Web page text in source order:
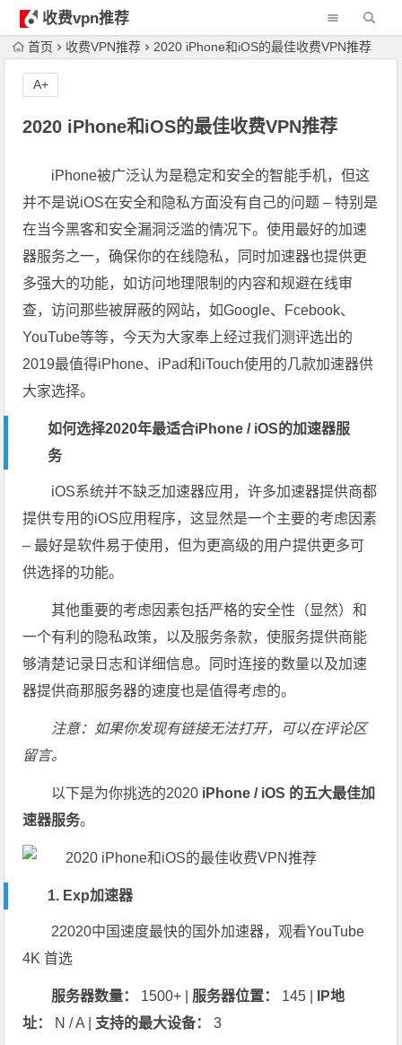
收费vpn推荐
首页 收费VPN推荐 2020 iPhone和iOS的最佳收费VPN推荐
2020 iPhone和iOS的最佳收费VPN推荐
A+
iPhone被广泛认为是稳定和安全的智能手机，但这
并不是说iOS在安全和隐私方面没有自己的问题 – 特别是
在当今黑客和安全漏洞泛滥的情况下。使用最好的加速
器服务之一，确保你的在线隐私，同时加速器也提供更
多强大的功能，如访问地理限制的内容和规避在线审
查，访问那些被屏蔽的网站，如Google、Fcebook、
YouTube等等，今天为大家奉上经过我们测评选出的
2019最值得iPhone、iPad和iTouch使用的几款加速器供
大家选择。
如何选择2020年最适合iPhone / iOS的加速器服
务
iOS系统并不缺乏加速器应用，许多加速器提供商都
提供专用的iOS应用程序，这显然是一个主要的考虑因素
– 最好是软件易于使用，但为更高级的用户提供更多可
供选择的功能。
其他重要的考虑因素包括严格的安全性（显然）和
一个有利的隐私政策，以及服务条款，使服务提供商能
够清楚记录日志和详细信息。同时连接的数量以及加速
器提供商那服务器的速度也是值得考虑的。
注意：如果你发现有链接无法打开，可以在评论区
留言。
以下是为你挑选的2020 iPhone / iOS 的五大最佳加
速器服务。
1. Exp加速器
22020中国速度最快的国外加速器，观看YouTube
4K 首选
服务器数量： 1500+ | 服务器位置： 145 |
IP地
址：
N / A | 支持的最大设备： 3